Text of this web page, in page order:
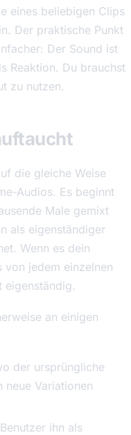
eines beliebigen Clips
Der praktische Punkt
Der Sound ist
Reaktion. Du brauchst
zu nutzen.
die gleiche Weise
Audios. Es beginnt
Male gemixt
als eigenständiger
Wenn es dein
jedem einzelnen
eigenständig.
an einigen
der ursprüngliche
neue Variationen
ihn als